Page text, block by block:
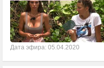
Дата эфира: 05.04.2020